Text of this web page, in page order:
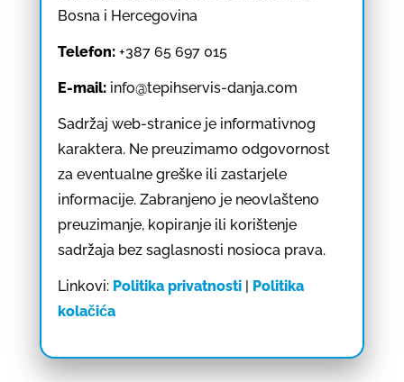
Bosna i Hercegovina
Telefon: +387 65 697 015
E-mail: info@tepihservis-danja.com
Sadržaj web-stranice je informativnog
karaktera. Ne preuzimamo odgovornost
za eventualne greške ili zastarjele
informacije. Zabranjeno je neovlašteno
preuzimanje, kopiranje ili korištenje
sadržaja bez saglasnosti nosioca prava.
Linkovi: Politika privatnosti | Politika
kolačića